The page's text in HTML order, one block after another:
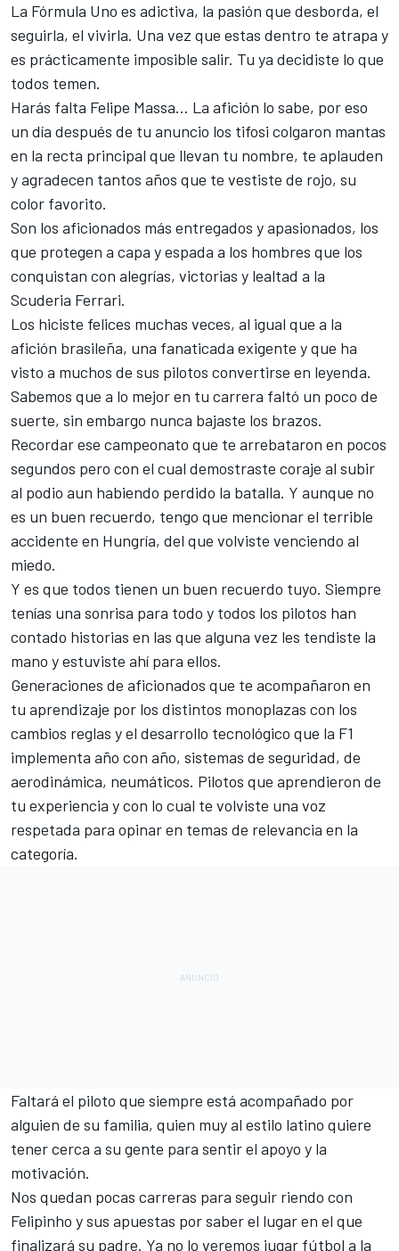
La Fórmula Uno es adictiva, la pasión que desborda, el
seguirla, el vivirla. Una vez que estas dentro te atrapa y
es prácticamente imposible salir. Tu ya decidiste lo que
todos temen.
Harás falta Felipe Massa… La afición lo sabe, por eso
un día después de tu anuncio los tifosi colgaron mantas
en la recta principal que llevan tu nombre, te aplauden
y agradecen tantos años que te vestiste de rojo, su
color favorito.
Son los aficionados más entregados y apasionados, los
que protegen a capa y espada a los hombres que los
conquistan con alegrías, victorias y lealtad a la
Scuderia Ferrari.
Los hiciste felices muchas veces, al igual que a la
afición brasileña, una fanaticada exigente y que ha
visto a muchos de sus pilotos convertirse en leyenda.
Sabemos que a lo mejor en tu carrera faltó un poco de
suerte, sin embargo nunca bajaste los brazos.
Recordar ese campeonato que te arrebataron en pocos
segundos pero con el cual demostraste coraje al subir
al podio aun habiendo perdido la batalla. Y aunque no
es un buen recuerdo, tengo que mencionar el terrible
accidente en Hungría, del que volviste venciendo al
miedo.
Y es que todos tienen un buen recuerdo tuyo. Siempre
tenías una sonrisa para todo y todos los pilotos han
contado historias en las que alguna vez les tendiste la
mano y estuviste ahí para ellos.
Generaciones de aficionados que te acompañaron en
tu aprendizaje por los distintos monoplazas con los
cambios reglas y el desarrollo tecnológico que la F1
implementa año con año, sistemas de seguridad, de
aerodinámica, neumáticos. Pilotos que aprendieron de
tu experiencia y con lo cual te volviste una voz
respetada para opinar en temas de relevancia en la
categoría.
Faltará el piloto que siempre está acompañado por
alguien de su familia, quien muy al estilo latino quiere
tener cerca a su gente para sentir el apoyo y la
motivación.
Nos quedan pocas carreras para seguir riendo con
Felipinho y sus apuestas por saber el lugar en el que
finalizará su padre. Ya no lo veremos jugar fútbol a la